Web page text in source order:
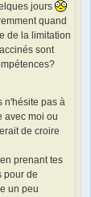
jours
quand
de la limitation
sont
n'hésite pas à
avec moi ou
de croire
prenant tes
pour de
un peu